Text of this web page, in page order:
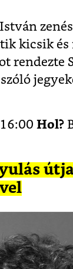
kicsik
rendezte
Hol?